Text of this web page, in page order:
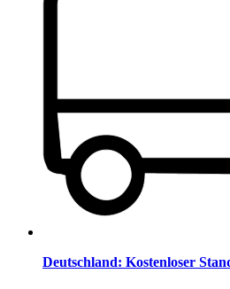
Deutschland: Kostenloser